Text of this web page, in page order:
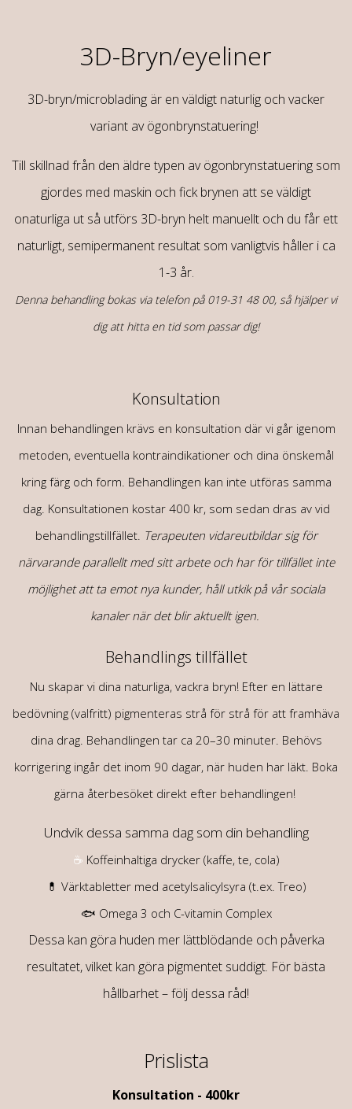
3D-Bryn/eyeliner
3D-bryn/microblading är en väldigt naturlig och vacker
variant av ögonbrynstatuering!
Till skillnad från den äldre typen av ögonbrynstatuering som
gjordes med maskin och fick brynen att se väldigt
onaturliga ut så utförs 3D-bryn helt manuellt och du får ett
naturligt, semipermanent resultat som vanligtvis håller i ca
1-3 år.
Denna behandling bokas via telefon på 019-31 48 00, så hjälper vi
dig att hitta en tid som passar dig!
Konsultation
Innan behandlingen krävs en konsultation där vi går igenom
metoden, eventuella kontraindikationer och dina önskemål
kring färg och form. Behandlingen kan inte utföras samma
dag. Konsultationen kostar 400 kr, som sedan dras av vid
behandlingstillfället. Terapeuten vidareutbildar sig för
närvarande parallellt med sitt arbete och har för tillfället inte
möjlighet att ta emot nya kunder, håll utkik på vår sociala
kanaler när det blir aktuellt igen.
Behandlings tillfället
Nu skapar vi dina naturliga, vackra bryn! Efter en lättare
bedövning (valfritt) pigmenteras strå för strå för att framhäva
dina drag. Behandlingen tar ca 20–30 minuter. Behövs
korrigering ingår det inom 90 dagar, när huden har läkt. Boka
gärna återbesöket direkt efter behandlingen!
Undvik dessa samma dag som din behandling
☕ Koffeinhaltiga drycker (kaffe, te, cola)
💊 Värktabletter med acetylsalicylsyra (t.ex. Treo)
🐟 Omega 3 och C-vitamin Complex
Dessa kan göra huden mer lättblödande och påverka
resultatet, vilket kan göra pigmentet suddigt. För bästa
hållbarhet – följ dessa råd!
Prislista
Konsultation - 400kr